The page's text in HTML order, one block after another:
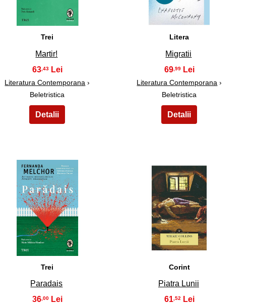
Trei
Martir!
63 ,43
Literatura Contemporana ›
Beletristica
Litera
Migratii
69,99
Literatura Contemporana ›
Beletristica
19
Trei
Paradais
36,00
20
Corint
Piatra Lunii
61,52